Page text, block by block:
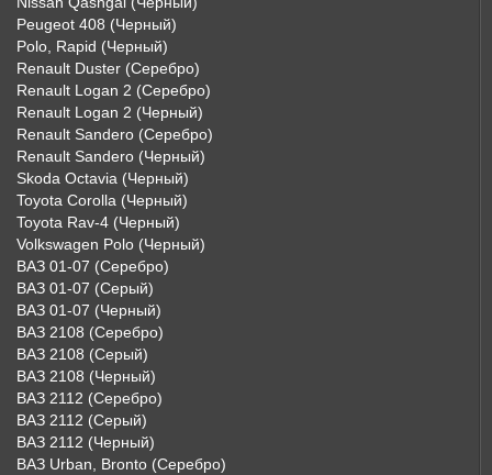
Peugeot 408 (Черный)
Polo, Rapid (Черный)
Renault Duster (Серебро)
Renault Logan 2 (Серебро)
Renault Logan 2 (Черный)
Renault Sandero (Серебро)
Renault Sandero (Черный)
Skoda Octavia (Черный)
Toyota Corolla (Черный)
Toyota Rav-4 (Черный)
Volkswagen Polo (Черный)
ВАЗ 01-07 (Серебро)
ВАЗ 01-07 (Серый)
ВАЗ 01-07 (Черный)
ВАЗ 2108 (Серебро)
ВАЗ 2108 (Серый)
ВАЗ 2108 (Черный)
ВАЗ 2112 (Серебро)
ВАЗ 2112 (Серый)
ВАЗ 2112 (Черный)
ВАЗ Urban, Bronto (Серебро)